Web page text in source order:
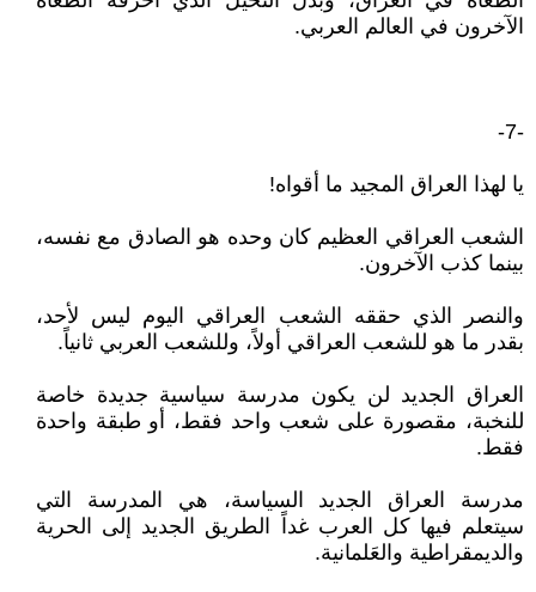
الآخرون في العالم العربي.
-7-
يا لهذا العراق المجيد ما أقواه!
الشعب العراقي العظيم كان وحده هو الصادق مع نفسه،
بينما كذب الآخرون.
والنصر الذي حققه الشعب العراقي اليوم ليس لأحد،
بقدر ما هو للشعب العراقي أولاً، وللشعب العربي ثانياً.
العراق الجديد لن يكون مدرسة سياسية جديدة خاصة
للنخبة، مقصورة على شعب واحد فقط، أو طبقة واحدة
فقط.
مدرسة العراق الجديد السياسة، هي المدرسة التي
سيتعلم فيها كل العرب غداً الطريق الجديد إلى الحرية
والديمقراطية والعَلمانية.